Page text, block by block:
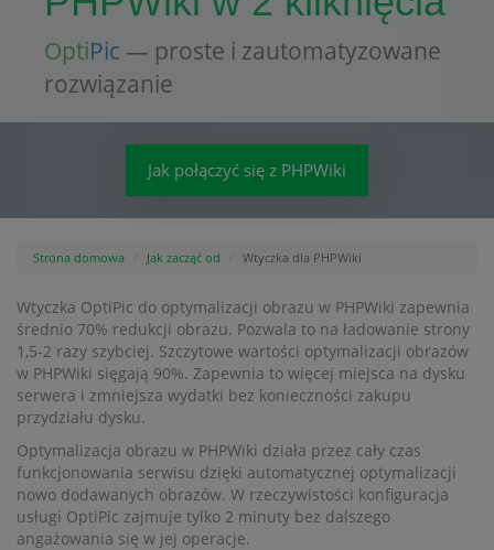
OptiPic — proste i zautomatyzowane
rozwiązanie
Jak połączyć się z PHPWiki
Strona domowa Jak zacząć od Wtyczka dla PHPWiki
Wtyczka OptiPic do optymalizacji obrazu w PHPWiki zapewnia
średnio 70% redukcji obrazu. Pozwala to na ładowanie strony
1,5-2 razy szybciej. Szczytowe wartości optymalizacji obrazów
w PHPWiki sięgają 90%. Zapewnia to więcej miejsca na dysku
serwera i zmniejsza wydatki bez konieczności zakupu
przydziału dysku.
Optymalizacja obrazu w PHPWiki działa przez cały czas
funkcjonowania serwisu dzięki automatycznej optymalizacji
nowo dodawanych obrazów. W rzeczywistości konfiguracja
usługi OptiPic zajmuje tylko 2 minuty bez dalszego
angażowania się w jej operacje.